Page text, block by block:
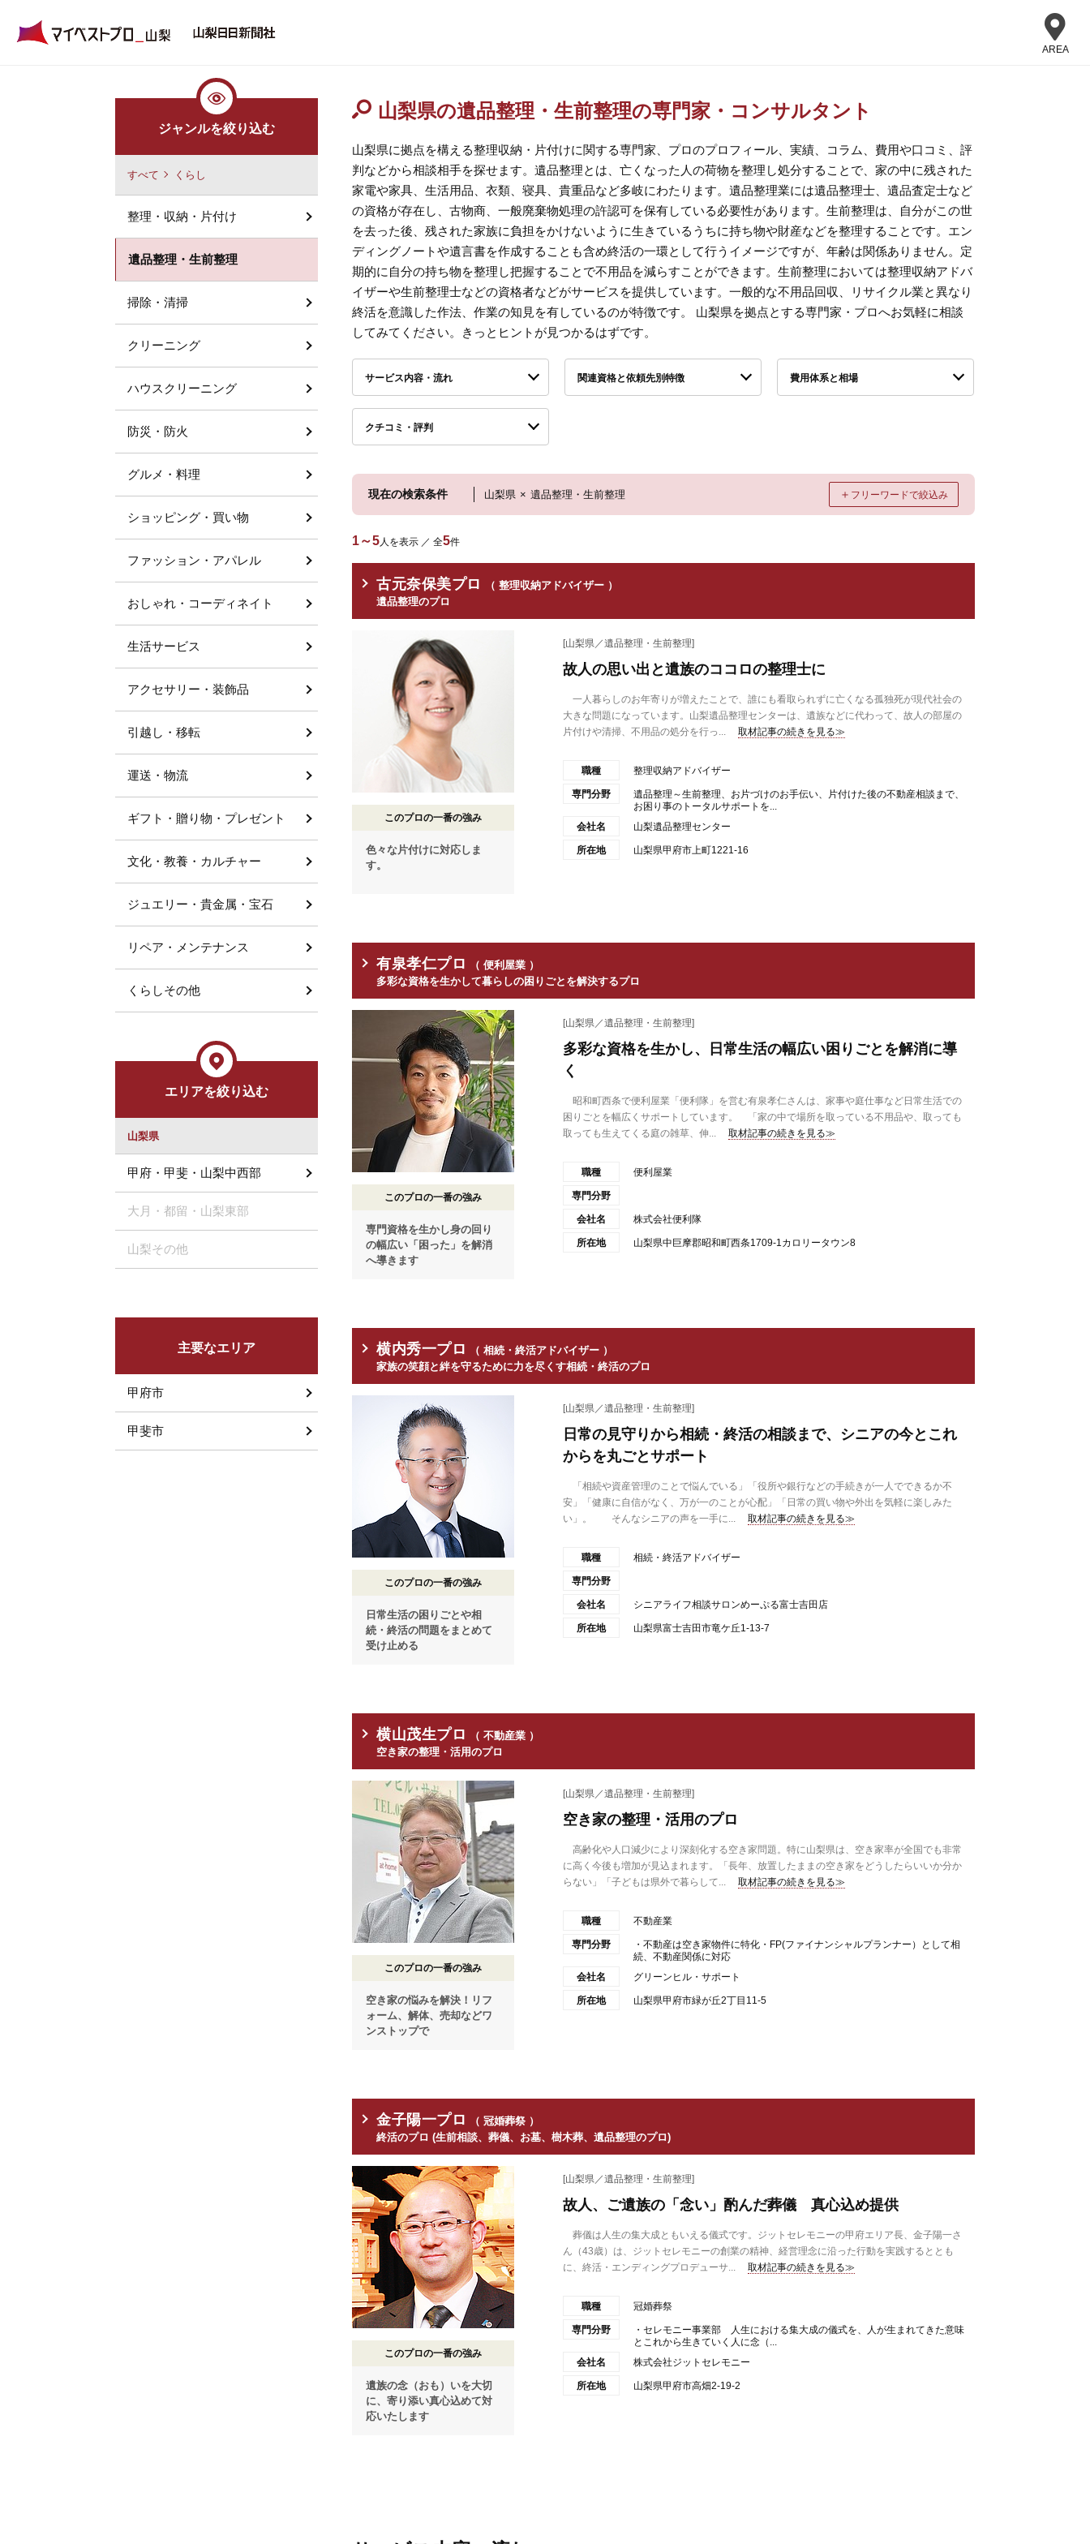
AREA
山梨県の遺品整理・生前整理の専門家・コンサルタント
山梨県に拠点を構える整理収納・片付けに関する専門家、プロのプロフィール、実績、コラム、費用や口コミ、評
判などから相談相手を探せます。遺品整理とは、亡くなった人の荷物を整理し処分することで、家の中に残された
家電や家具、生活用品、衣類、寝具、貴重品など多岐にわたります。遺品整理業には遺品整理士、遺品査定士など
の資格が存在し、古物商、一般廃棄物処理の許認可を保有している必要性があります。生前整理は、自分がこの世
を去った後、残された家族に負担をかけないように生きているうちに持ち物や財産などを整理することです。エン
ディングノートや遺言書を作成することも含め終活の一環として行うイメージですが、年齢は関係ありません。定
期的に自分の持ち物を整理し把握することで不用品を減らすことができます。生前整理においては整理収納アドバ
イザーや生前整理士などの資格者などがサービスを提供しています。一般的な不用品回収、リサイクル業と異なり
終活を意識した作法、作業の知見を有しているのが特徴です。 山梨県を拠点とする専門家・プロへお気軽に相談
してみてください。きっとヒントが見つかるはずです。
サービス内容・流れ 関連資格と依頼先別特徴 費用体系と相場
クチコミ・評判
現在の検索条件 山梨県 × 遺品整理・生前整理 ＋ フリーワードで絞込み
1～5人を表示 ／ 全5件
古元奈保美プロ
（ 整理収納アドバイザー ）
遺品整理のプロ
このプロの一番の強み
色々な片付けに対応しま
す。
[山梨県／遺品整理・生前整理]
故人の思い出と遺族のココロの整理士に
一人暮らしのお年寄りが増えたことで、誰にも看取られずに亡くなる孤独死が現代社会の
大きな問題になっています。山梨遺品整理センターは、遺族などに代わって、故人の部屋の
片付けや清掃、不用品の処分を行っ...
取材記事の続きを見る≫
職種 整理収納アドバイザー
専門分野
遺品整理～生前整理、お片づけのお手伝い、片付けた後の不動産相談まで、
お困り事のトータルサポートを...
会社名
山梨遺品整理センター
所在地 山梨県甲府市上町1221-16
有泉孝仁プロ
（ 便利屋業 ）
多彩な資格を生かして暮らしの困りごとを解決するプロ
このプロの一番の強み
専門資格を生かし身の回り
の幅広い「困った」を解消
へ導きます
[山梨県／遺品整理・生前整理]
多彩な資格を生かし、日常生活の幅広い困りごとを解消に導
く
昭和町西条で便利屋業「便利隊」を営む有泉孝仁さんは、家事や庭仕事など日常生活での
困りごとを幅広くサポートしています。 「家の中で場所を取っている不用品や、取っても
取っても生えてくる庭の雑草、伸...
取材記事の続きを見る≫
職種 便利屋業
専門分野
会社名 株式会社便利隊
所在地 山梨県中巨摩郡昭和町西条1709-1カロリータウン8
横内秀一プロ
（ 相続・終活アドバイザー ）
家族の笑顔と絆を守るために力を尽くす相続・終活のプロ
このプロの一番の強み
日常生活の困りごとや相
続・終活の問題をまとめて
受け止める
[山梨県／遺品整理・生前整理]
日常の見守りから相続・終活の相談まで、シニアの今とこれ
からを丸ごとサポート
「相続や資産管理のことで悩んでいる」「役所や銀行などの手続きが一人でできるか不
安」「健康に自信がなく、万が一のことが心配」「日常の買い物や外出を気軽に楽しみた
い」。 そんなシニアの声を一手に...
取材記事の続きを見る≫
職種 相続・終活アドバイザー
専門分野
会社名 シニアライフ相談サロンめーぷる富士吉田店
所在地 山梨県富士吉田市竜ケ丘1-13-7
横山茂生プロ
（ 不動産業 ）
空き家の整理・活用のプロ
このプロの一番の強み
空き家の悩みを解決！リフ
ォーム、解体、売却などワ
ンストップで
[山梨県／遺品整理・生前整理]
空き家の整理・活用のプロ
高齢化や人口減少により深刻化する空き家問題。特に山梨県は、空き家率が全国でも非常
に高く今後も増加が見込まれます。「長年、放置したままの空き家をどうしたらいいか分か
らない」「子どもは県外で暮らして...
取材記事の続きを見る≫
職種 不動産業
専門分野
・不動産は空き家物件に特化・FP(ファイナンシャルプランナー）として相
続、不動産関係に対応
会社名
グリーンヒル・サポート
所在地 山梨県甲府市緑が丘2丁目11-5
金子陽一プロ
（ 冠婚葬祭 ）
終活のプロ (生前相談、葬儀、お墓、樹木葬、遺品整理のプロ)
このプロの一番の強み
遺族の念（おも）いを大切
に、寄り添い真心込めて対
応いたします
[山梨県／遺品整理・生前整理]
故人、ご遺族の「念い」酌んだ葬儀 真心込め提供
葬儀は人生の集大成ともいえる儀式です。ジットセレモニーの甲府エリア長、金子陽一さ
ん（43歳）は、ジットセレモニーの創業の精神、経営理念に沿った行動を実践するととも
に、終活・エンディングプロデューサ...
取材記事の続きを見る≫
職種 冠婚葬祭
専門分野
・セレモニー事業部 人生における集大成の儀式を、人が生まれてきた意味
とこれから生きていく人に念（...
会社名
株式会社ジットセレモニー
所在地 山梨県甲府市高畑2-19-2
ジャンルを絞り込む
すべて くらし
整理・収納・片付け
遺品整理・生前整理
掃除・清掃
クリーニング
ハウスクリーニング
防災・防火
グルメ・料理
ショッピング・買い物
ファッション・アパレル
おしゃれ・コーディネイト
生活サービス
アクセサリー・装飾品
引越し・移転
運送・物流
ギフト・贈り物・プレゼント
文化・教養・カルチャー
ジュエリー・貴金属・宝石
リペア・メンテナンス
くらしその他
エリアを絞り込む
山梨県
甲府・甲斐・山梨中西部
大月・都留・山梨東部
山梨その他
主要なエリア
甲府市
甲斐市